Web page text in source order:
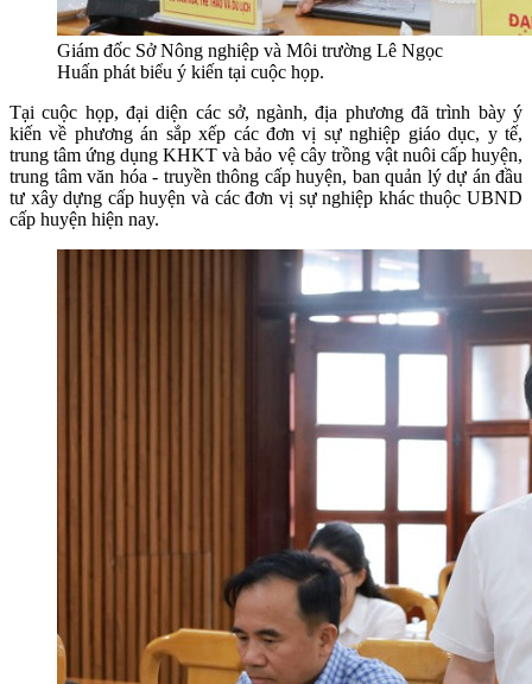
Giám đốc Sở Nông nghiệp và Môi trường Lê Ngọc
Huấn phát biểu ý kiến tại cuộc họp.
Tại cuộc họp, đại diện các sở, ngành, địa phương đã trình bày ý
kiến về phương án sắp xếp các đơn vị sự nghiệp giáo dục, y tế,
trung tâm ứng dụng KHKT và bảo vệ cây trồng vật nuôi cấp huyện,
trung tâm văn hóa - truyền thông cấp huyện, ban quản lý dự án đầu
tư xây dựng cấp huyện và các đơn vị sự nghiệp khác thuộc UBND
cấp huyện hiện nay.